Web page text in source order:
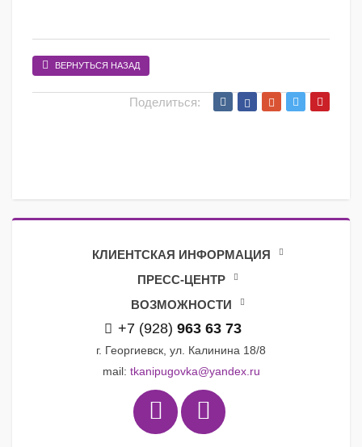
ВЕРНУТЬСЯ НАЗАД
Поделиться:
КЛИЕНТСКАЯ ИНФОРМАЦИЯ
ПРЕСС-ЦЕНТР
ВОЗМОЖНОСТИ
+7 (928) 963 63 73
г. Георгиевск, ул. Калинина 18/8
mail: tkanipugovka@yandex.ru